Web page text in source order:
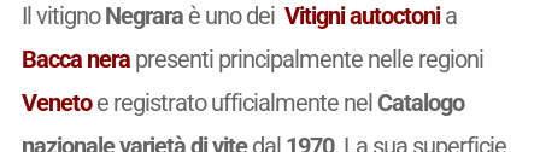
Il vitignoNegrara è uno dei Vitigni autoctonia
Bacca nerapresenti principalmente nelle regioni
Venetoe registrato ufficialmente nel Catalogo
nazionale varietà di vitedal 1970. La sua superficie